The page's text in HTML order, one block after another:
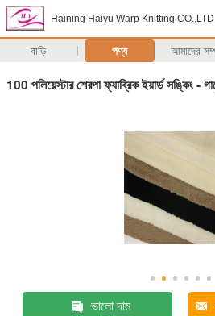
Haining Haiyu Warp Knitting CO.,LTD
বাড়ি পণ্য আমাদের
100 পলিয়েস্টার শেরপা ফ্যাব্রিক ইয়ার্ড সঙ্কিং -
ভালো দাম